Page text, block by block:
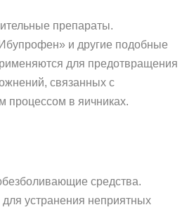
препараты.
и другие подобные
для предотвращения
связанных с
процессом в яичниках.
средства.
устранения неприятных